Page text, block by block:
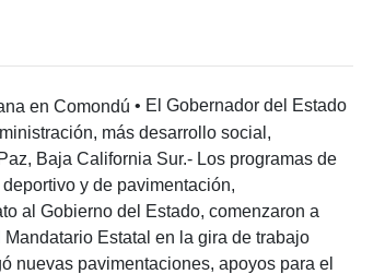
• El Gobernador del Estado
más desarrollo social,
Baja California Sur.- Los programas de
y de pavimentación,
al Gobierno del Estado, comenzaron a
Mandatario Estatal en la gira de trabajo
nuevas pavimentaciones, apoyos para el